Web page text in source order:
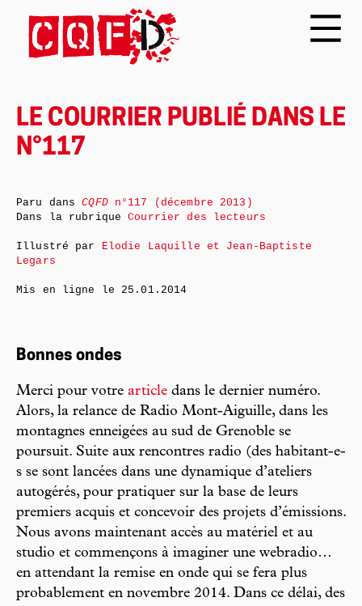
LE COURRIER PUBLIÉ DANS LE
N°117
Bonnes ondes
Merci pour votre article dans le dernier numéro.
Alors, la relance de Radio Mont-Aiguille, dans les
montagnes enneigées au sud de Grenoble se
poursuit. Suite aux rencontres radio (des habitant-e-
s se sont lancées dans une dynamique d’ateliers
autogérés, pour pratiquer sur la base de leurs
premiers acquis et concevoir des projets d’émissions.
Nous avons maintenant accès au matériel et au
studio et commençons à imaginer une webradio…
en attendant la remise en onde qui se fera plus
probablement en novembre 2014. Dans ce délai, des
Paru dansCQFDn°117 (décembre 2013)
Dans la rubriqueCourrier des lecteurs
Illustré par Elodie Laquille et Jean-Baptiste
Legars
Mis en ligne le 25.01.2014